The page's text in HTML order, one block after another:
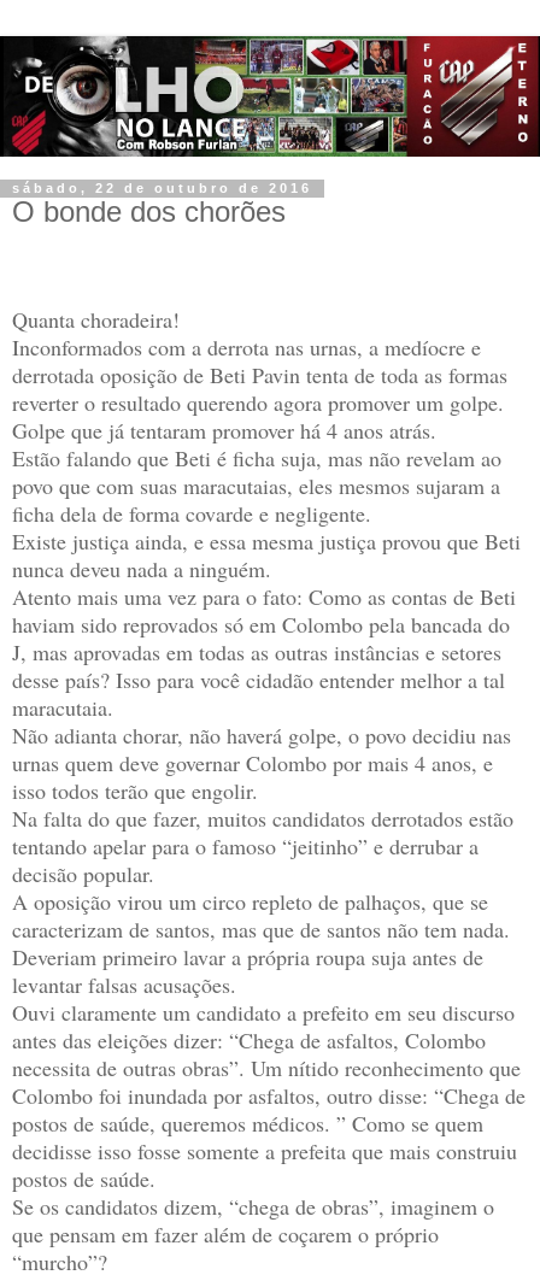
sábado, 22 de outubro de 2016
O bonde dos chorões
Quanta choradeira!
Inconformados com a derrota nas urnas, a medíocre e
derrotada oposição de Beti Pavin tenta de toda as formas
reverter o resultado querendo agora promover um golpe.
Golpe que já tentaram promover há 4 anos atrás.
Estão falando que Beti é ficha suja, mas não revelam ao
povo que com suas maracutaias, eles mesmos sujaram a
ficha dela de forma covarde e negligente.
Existe justiça ainda, e essa mesma justiça provou que Beti
nunca deveu nada a ninguém.
Atento mais uma vez para o fato: Como as contas de Beti
haviam sido reprovados só em Colombo pela bancada do
J, mas aprovadas em todas as outras instâncias e setores
desse país? Isso para você cidadão entender melhor a tal
maracutaia.
Não adianta chorar, não haverá golpe, o povo decidiu nas
urnas quem deve governar Colombo por mais 4 anos, e
isso todos terão que engolir.
Na falta do que fazer, muitos candidatos derrotados estão
tentando apelar para o famoso “jeitinho” e derrubar a
decisão popular.
A oposição virou um circo repleto de palhaços, que se
caracterizam de santos, mas que de santos não tem nada.
Deveriam primeiro lavar a própria roupa suja antes de
levantar falsas acusações.
Ouvi claramente um candidato a prefeito em seu discurso
antes das eleições dizer: “Chega de asfaltos, Colombo
necessita de outras obras”. Um nítido reconhecimento que
Colombo foi inundada por asfaltos, outro disse: “Chega de
postos de saúde, queremos médicos. ” Como se quem
decidisse isso fosse somente a prefeita que mais construiu
postos de saúde.
Se os candidatos dizem, “chega de obras”, imaginem o
que pensam em fazer além de coçarem o próprio
“murcho”?